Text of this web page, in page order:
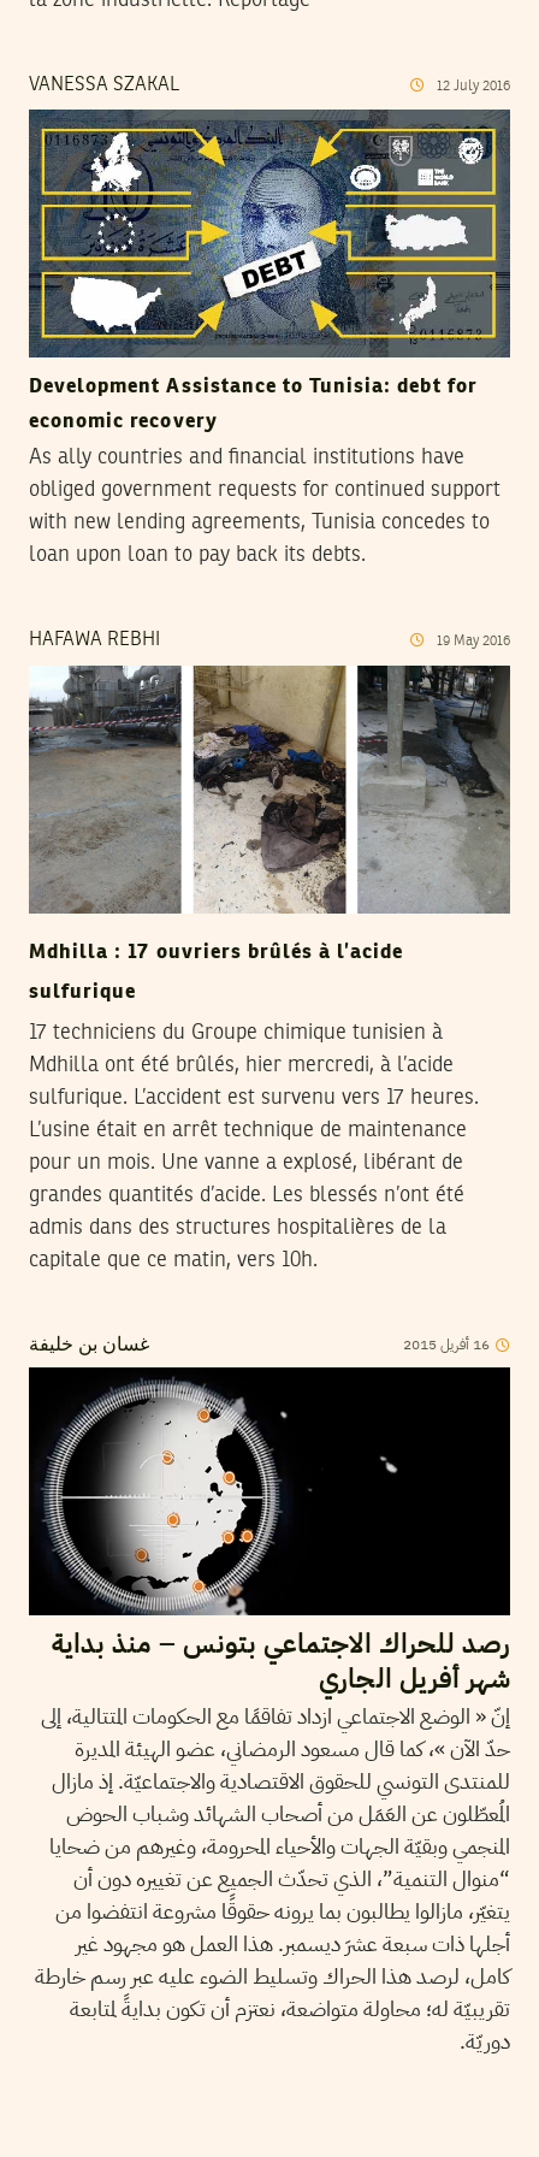
VANESSA SZAKAL 12 July 2016
Development Assistance to Tunisia: debt for
economic recovery
As ally countries and financial institutions have
obliged government requests for continued support
with new lending agreements, Tunisia concedes to
loan upon loan to pay back its debts.
HAFAWA REBHI 19 May 2016
Mdhilla : 17 ouvriers brûlés à l’acide
sulfurique
17 techniciens du Groupe chimique tunisien à
Mdhilla ont été brûlés, hier mercredi, à l’acide
sulfurique. L’accident est survenu vers 17 heures.
L’usine était en arrêt technique de maintenance
pour un mois. Une vanne a explosé, libérant de
grandes quantités d’acide. Les blessés n’ont été
admis dans des structures hospitalières de la
capitale que ce matin, vers 10h.
غسان بن خليفة 16 أفريل 2015
رصد للحراك الاجتماعي بتونس – منذ بداية
شهر أفريل الجاري
إنّ « الوضع الاجتماعي ازداد تفاقمًا مع الحكومات المتتالية، إلى
حدّ الآن »، كما قال مسعود الرمضاني، عضو الهيئة المديرة
للمنتدى التونسي للحقوق الاقتصادية والاجتماعيّة. إذ مازال
المُعطّلون عن العَمَل من أصحاب الشهائد وشباب الحوض
المنجمي وبقيّة الجهات والأحياء المحرومة، وغيرهم من ضحايا
“منوال التنمية”، الذي تحدّث الجميع عن تغييره دون أن
يتغيّر، مازالوا يطالبون بما يرونه حقوقًا مشروعة انتفضوا من
أجلها ذات سبعة عشرَ ديسمبر. هذا العمل هو مجهود غير
كامل، لرصد هذا الحراك وتسليط الضوء عليه عبر رسم خارطة
تقريبيّة له؛ محاولة متواضعة، نعتزم أن تكون بدايةً لمتابعة
دوريّة.